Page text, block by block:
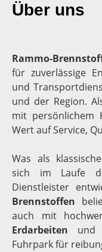
Über uns
Rammo-
für zuverlässige
und
und der Region.
mit persönlichem
Wert auf Service,
Was als
sich im Laufe
Dienstleister
Brennstoffen
auch mit
Erdarbeiten und
Fuhrpark für